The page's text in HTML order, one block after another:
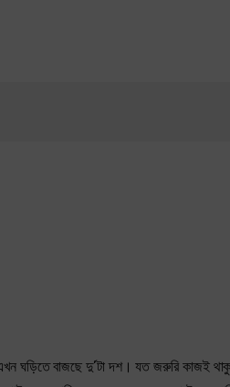
এখন ঘড়িতে বাজছে দু’টা দশ। যত জরুরি কাজই